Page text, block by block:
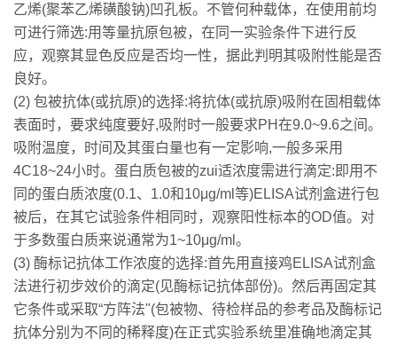
乙烯(聚苯乙烯磺酸钠)凹孔板。不管何种载体，在使用前均
可进行筛选:用等量抗原包被，在同一实验条件下进行反
应，观察其显色反应是否均一性，据此判明其吸附性能是否
良好。
(2) 包被抗体(或抗原)的选择:将抗体(或抗原)吸附在固相载体
表面时，要求纯度要好,吸附时一般要求PH在9.0~9.6之间。
吸附温度，时间及其蛋白量也有一定影响,一般多采用
4C18~24小时。蛋白质包被的zui适浓度需进行滴定:即用不
同的蛋白质浓度(0.1、1.0和10μg/ml等)ELISA试剂盒进行包
被后，在其它试验条件相同时，观察阳性标本的OD值。对
于多数蛋白质来说通常为1~10μg/ml。
(3) 酶标记抗体工作浓度的选择:首先用直接鸡ELISA试剂盒
法进行初步效价的滴定(见酶标记抗体部份)。然后再固定其
它条件或采取“方阵法"(包被物、待检样品的参考品及酶标记
抗体分别为不同的稀释度)在正式实验系统里准确地滴定其